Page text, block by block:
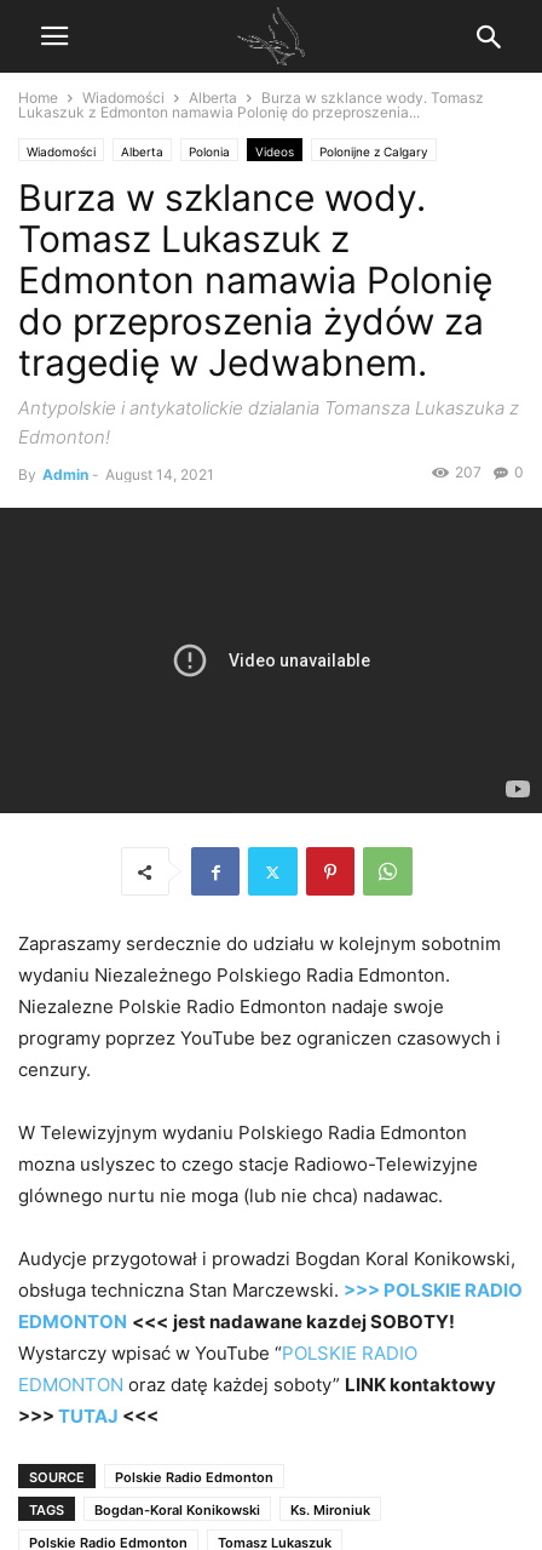
Home Wiadomości Alberta
Burza w szklance wody. Tomasz
Lukaszuk z Edmonton namawia Polonię do przeproszenia...
Wiadomości Alberta Polonia Videos Polonijne z Calgary
Burza w szklance wody.
Tomasz Lukaszuk z
Edmonton namawia Polonię
do przeproszenia żydów za
tragedię w Jedwabnem.
Antypolskie i antykatolickie dzialania Tomansza Lukaszuka z
Edmonton!
By Admin - August 14, 2021 0
207
Zapraszamy serdecznie do udziału w kolejnym sobotnim
wydaniu Niezależnego Polskiego Radia Edmonton.
Niezalezne Polskie Radio Edmonton nadaje swoje
programy poprzez YouTube bez ograniczen czasowych i
cenzury.
W Telewizyjnym wydaniu Polskiego Radia Edmonton
mozna uslyszec to czego stacje Radiowo-Telewizyjne
glównego nurtu nie moga (lub nie chca) nadawac.
Audycje przygotował i prowadzi Bogdan Koral Konikowski,
obsługa techniczna Stan Marczewski. >>> POLSKIE RADIO
EDMONTON <<< jest nadawane kazdej SOBOTY!
Wystarczy wpisać w YouTube “POLSKIE RADIO
EDMONTON oraz datę każdej soboty” LINK kontaktowy
>>> TUTAJ <<<
SOURCE
Polskie Radio Edmonton
TAGS
Bogdan-Koral Konikowski
Ks. Mironiuk
Polskie Radio Edmonton
Tomasz Lukaszuk